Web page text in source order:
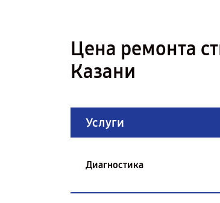
Цена ремонта
Казани
Услуги
Диагностика